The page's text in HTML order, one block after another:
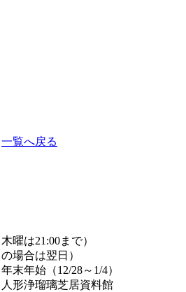
一覧へ戻る
曜は21:00まで）
合は翌日）
始（12/28～1/4）
形浄瑠璃芝居資料館